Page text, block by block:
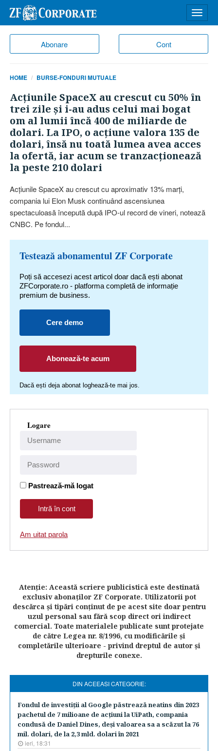
Abonare Cont
meniu
HOME BURSE-FONDURI MUTUALE
Acţiunile SpaceX au crescut cu 50% în
trei zile şi i-au adus celui mai bogat
om al lumii încă 400 de miliarde de
dolari. La IPO, o acţiune valora 135 de
dolari, însă nu toată lumea avea acces
la ofertă, iar acum se tranzacţionează
la peste 210 dolari
Acţiunile SpaceX au crescut cu aproximativ 13% marţi,
compania lui Elon Musk continuând ascensiunea
spectaculoasă începută după IPO-ul record de vineri, notează
CNBC. Pe fondul...
Testează abonamentul ZF Corporate
Poți să accesezi acest articol doar dacă ești abonat
ZFCorporate.ro - platforma completă de informație
premium de business.
Cere demo
Abonează-te acum
Dacă ești deja abonat loghează-te mai jos.
Logare
Pastrează-mă logat
Am uitat parola
Atenţie: Această scriere publicistică este destinată
exclusiv abonaţilor ZF Corporate. Utilizatorii pot
descărca şi tipări conţinut de pe acest site doar pentru
uzul personal sau fără scop direct ori indirect
comercial. Toate materialele publicate sunt protejate
de către Legea nr. 8/1996, cu modificările şi
completările ulterioare - privind dreptul de autor şi
drepturile conexe.
DIN ACEEASI CATEGORIE:
Fondul de investiţii al Google păstrează neatins din 2023
pachetul de 7 milioane de acţiuni la UiPath, compania
condusă de Daniel Dines, deşi valoarea sa a scăzut la 76
mil. dolari, de la 2,3 mld. dolari în 2021
ieri, 18:31